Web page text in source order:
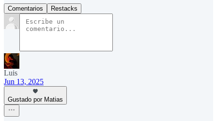
Comentarios Restacks
Luis
Jun 13, 2025
Gustado por Matias